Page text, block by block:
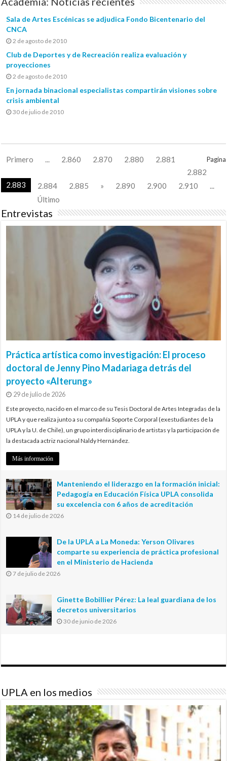
Sala de Artes Escénicas se adjudica Fondo Bicentenario del
CNCA
2 de agosto de 2010
Club de Deportes y de Recreación realiza evaluación y
proyecciones
2 de agosto de 2010
En jornada binacional especialistas compartirán visiones sobre
crisis ambiental
30 de julio de 2010
Pagina
Primero ... 2.860 2.870 2.880
2.881
2.882
2.883
2.884 2.885 » 2.890 2.900 2.910
...
Último
Entrevistas
Práctica artística como investigación: El proceso
doctoral de Jenny Pino Madariaga detrás del
proyecto «Alterung»
29 de julio de 2026
Este proyecto, nacido en el marco de su Tesis Doctoral de Artes Integradas de la
UPLA y que realiza junto a su compañía Soporte Corporal (exestudiantes de la
UPLA y la U. de Chile), un grupo interdisciplinario de artistas y la participación de
la destacada actriz nacional Naldy Hernández.
Más información
Manteniendo el liderazgo en la formación inicial:
Pedagogía en Educación Física UPLA consolida
su excelencia con 6 años de acreditación
14 de julio de 2026
De la UPLA a La Moneda: Yerson Olivares
comparte su experiencia de práctica profesional
en el Ministerio de Hacienda
7 de julio de 2026
Ginette Bobillier Pérez: La leal guardiana de los
decretos universitarios
30 de junio de 2026
UPLA en los medios